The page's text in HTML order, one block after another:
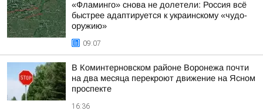
«Фламинго» снова не долетели: Россия всё
быстрее адаптируется к украинскому «чудо-
оружию»
09:07
В Коминтерновском районе Воронежа почти
на два месяца перекроют движение на Ясном
проспекте
16:36